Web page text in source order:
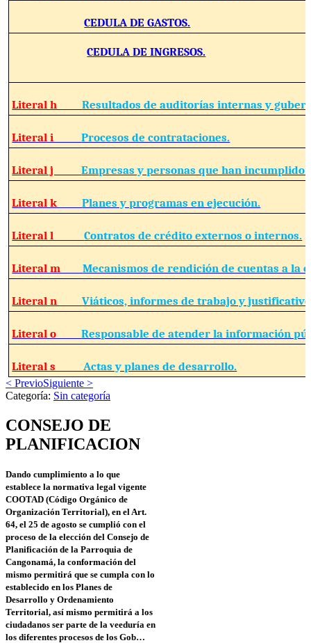
CEDULA DE GASTOS.
CEDULA DE INGRESOS.
Literal hResultados de auditorías internas y
Literal iProcesos de contrataciones.
Literal jEmpresas y personas que han incumplido
Literal kPlanes y programas en ejecución.
Literal lContratos de crédito externos o internos.
Literal mMecanismos de rendición de cuentas a la
Literal nViáticos, informes de trabajo y
Literal oResponsable de atender la información
Literal s Actas y planes de desarrollo.
< PrevioSiguiente >
Categoría: Sin categoría
CONSEJO DE
PLANIFICACION
Dando cumplimiento a lo que
establece la normativa legal vigente
COOTAD (Código Orgánico de
Organización Territorial), en el Art.
64, el 25 de agosto se cumplió con el
proceso de la elección del Consejo de
Planificación de la Parroquia de
Cangonamá, la conformación del
mismo permitirá que se cumpla con lo
establecido en los Planes de
Desarrollo y Ordenamiento
Territorial, así mismo permitirá a los
ciudadanos ser parte de la veeduría en
los diferentes procesos de los Gob…